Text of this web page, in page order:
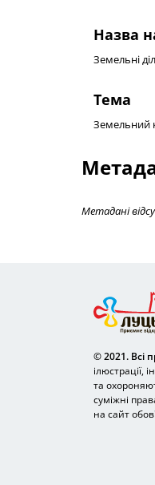
Назва
Земельні
Тема
Земельний
Метадані
© 2021. Всі
ілюстрації,
та
суміжні
на сайт